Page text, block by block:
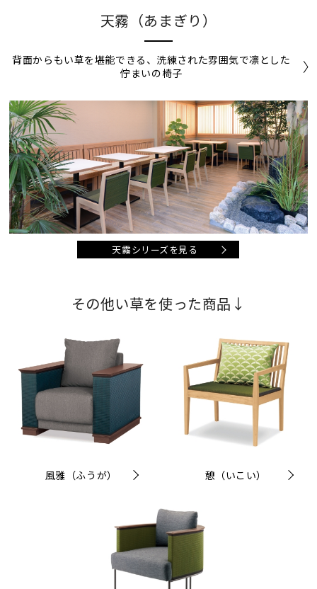
天霧（あまぎり）
背面からもい草を堪能できる、洗練された雰囲気で凛とした
佇まいの椅子
天霧シリーズを見る
その他い草を使った商品↓
風雅（ふうが） 憩（いこい）